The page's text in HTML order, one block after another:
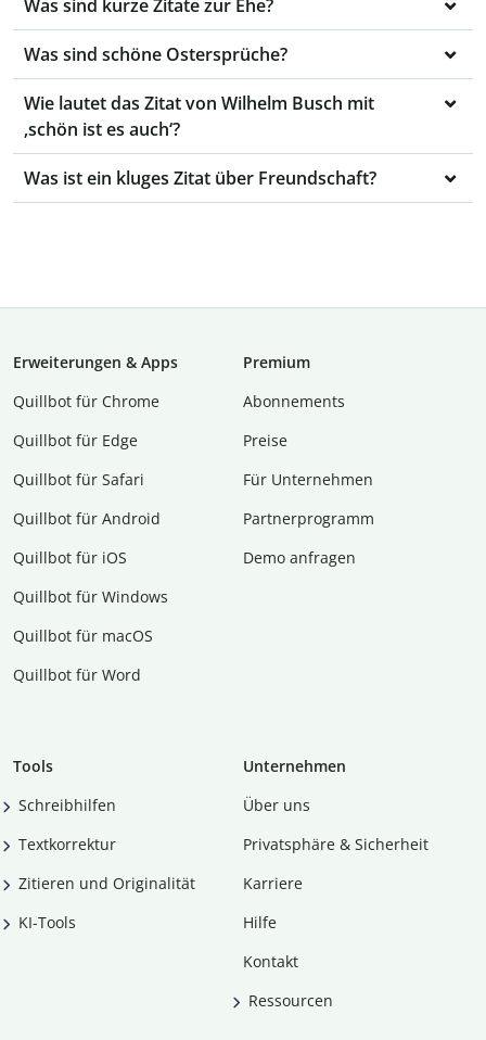
Was sind kurze Zitate zur Ehe?
Was sind schöne Ostersprüche?
Wie lautet das Zitat von Wilhelm Busch mit
‚schön ist es auch‘?
Was ist ein kluges Zitat über Freundschaft?
Erweiterungen & Apps
Quillbot für Chrome
Quillbot für Edge
Quillbot für Safari
Quillbot für Android
Quillbot für iOS
Quillbot für Windows
Quillbot für macOS
Quillbot für Word
Premium
Abon­ne­ments
Preise
Für Unternehmen
Partnerprogramm
Demo anfragen
Tools
Schreibhilfen
Textkorrektur
Zitieren und Originalität
KI-Tools
Unternehmen
Über uns
Privatsphäre & Sicherheit
Karriere
Hilfe
Kontakt
Ressourcen